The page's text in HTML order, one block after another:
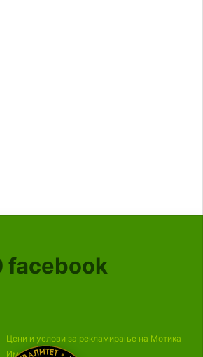
facebook
Цени и услови за рекламирање на Мотика
Импресум